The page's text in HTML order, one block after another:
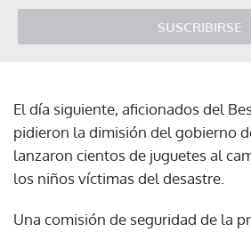
SUSCRIBIRSE
El día siguiente, aficionados del
pidieron la dimisión del gobierno
lanzaron cientos de juguetes al
los niños víctimas del desastre.
Una comisión de seguridad de la